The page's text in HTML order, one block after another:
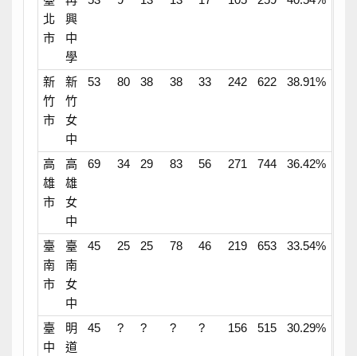
北
市
興
中
學
新
竹
市
新
竹
女
中
53 80 38 38 33 242 622 38.91%
高
雄
市
高
雄
女
中
69 34 29 83 56 271 744 36.42%
臺
南
市
臺
南
女
中
45 25 25 78 46 219 653 33.54%
臺
中
明
道
45 ? ? ? ? 156 515 30.29%